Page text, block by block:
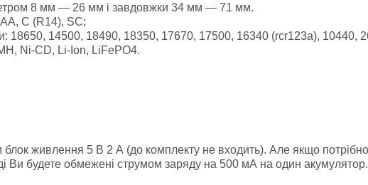
8 мм — 26 мм і завдовжки 34 мм — 71 мм.
С (R14), SC;
18650, 14500, 18490, 18350, 17670, 17500, 16340 (rcr123a), 10440,
Ni-CD, Li-Ion, LiFePO4.
живлення 5 В 2 А (до комплекту не входить). Але якщо
Ви будете обмежені струмом заряду на 500 мА на один акумулятор.